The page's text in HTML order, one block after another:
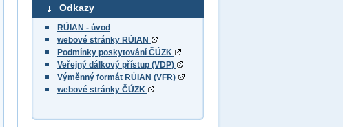
Odkazy
RÚIAN - úvod
webové stránky RÚIAN
Podmínky poskytování ČÚZK
Veřejný dálkový přístup (VDP)
Výměnný formát RÚIAN (VFR)
webové stránky ČÚZK